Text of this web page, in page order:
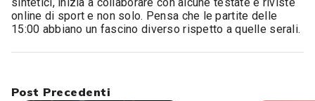
online di sport e non solo. Pensa che le partite delle
15:00 abbiano un fascino diverso rispetto a quelle serali.
Post Precedenti